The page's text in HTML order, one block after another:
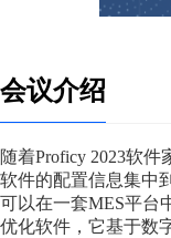
会议介绍
随着Proficy 2023软
软件的配置信息集中
可以在一套MES平台
优化软件，它基于数